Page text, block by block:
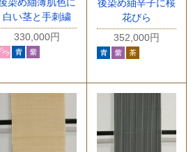
染め紬薄肌色に
白い茎と手刺繍
330,000円
後染め紬辛子に桜
花びら
352,000円